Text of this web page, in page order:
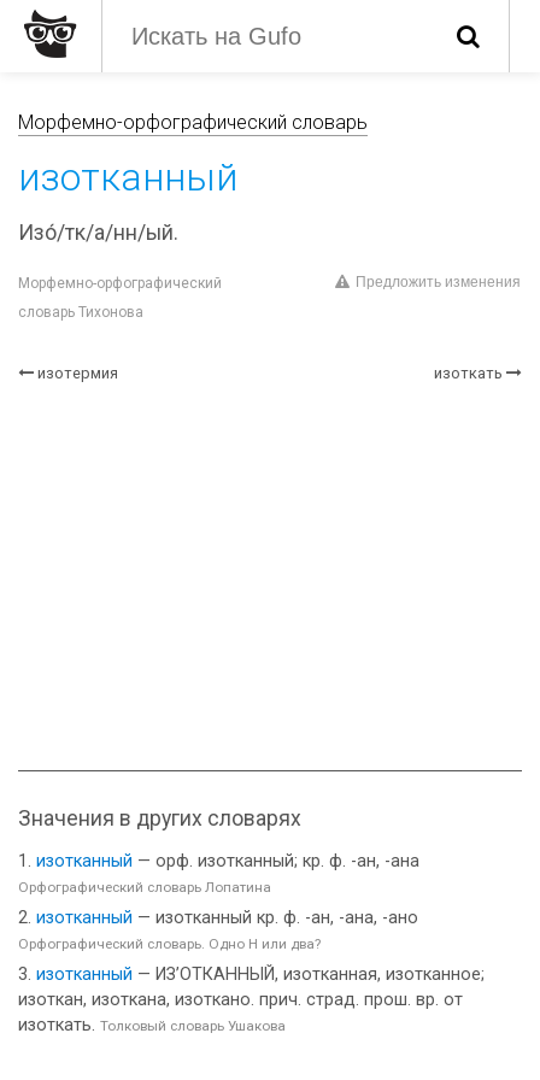
Морфемно-орфографический словарь
изотканный
Изо́/тк/а/нн/ый.
Морфемно-орфографический
словарь Тихонова
Предложить изменения
изотермия изоткать
Значения в других словарях
изотканный — орф. изотканный; кр. ф. -ан, -ана
Орфографический словарь Лопатина
изотканный — изотканный кр. ф. -ан, -ана, -ано
Орфографический словарь. Одно Н или два?
изотканный — ИЗ’ОТКАННЫЙ, изотканная, изотканное;
изоткан, изоткана, изоткано. прич. страд. прош. вр. от
изоткать. Толковый словарь Ушакова